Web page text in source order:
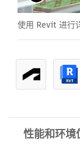
使用 Revit 进行
性能和环境